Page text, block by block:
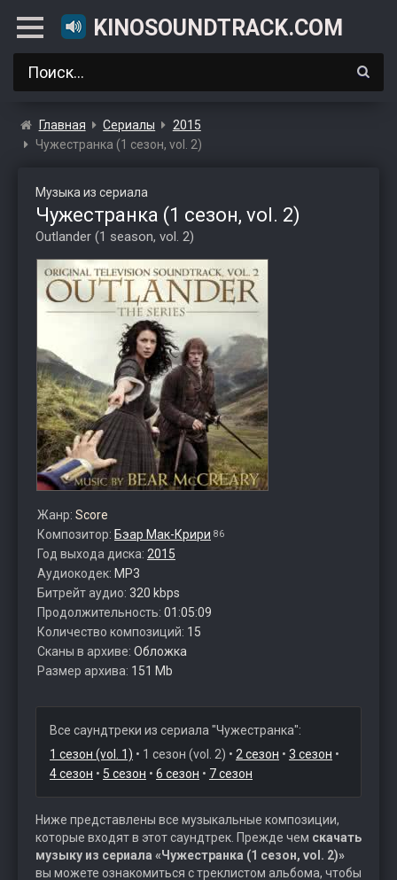
KINOSOUNDTRACK.COM
Главная Сериалы
2015
Чужестранка (1 сезон, vol. 2)
Музыка из сериала
Чужестранка (1 сезон, vol. 2)
Outlander (1 season, vol. 2)
Жанр: Score
Композитор: Бэар Мак-Крири 86
Год выхода диска: 2015
Аудиокодек: MP3
Битрейт аудио: 320 kbps
Продолжительность: 01:05:09
Количество композиций: 15
Сканы в архиве: Обложка
Размер архива: 151 Mb
Все саундтреки из сериала "Чужестранка":
1 сезон (vol. 1) • 1 сезон (vol. 2) • 2 сезон • 3 сезон •
4 сезон • 5 сезон • 6 сезон • 7 сезон
Ниже представлены все музыкальные композиции,
которые входят в этот саундтрек. Прежде чем скачать
музыку из сериала «Чужестранка (1 сезон, vol. 2)»
вы можете ознакомиться с треклистом альбома, чтобы